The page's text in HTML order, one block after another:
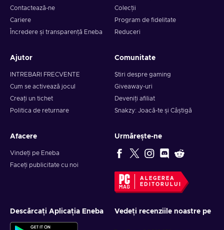
Contactează-ne
Cariere
Încredere și transparență Eneba
Colecții
Program de fidelitate
Reduceri
Ajutor
INTREBARI FRECVENTE
Cum se activează jocul
Creați un tichet
Politica de returnare
Comunitate
Știri despre gaming
Giveaway-uri
Deveniți afiliat
Snakzy: Joacă-te și Câștigă
Afacere
Vindeți pe Eneba
Faceți publicitate cu noi
Urmărește-ne
ALEGEREA
EDITORULUI
Descărcați Aplicația Eneba Vedeți recenziile noastre pe